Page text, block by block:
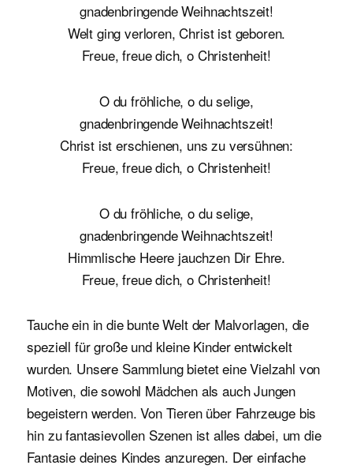
gnadenbringende Weihnachtszeit!
Welt ging verloren, Christ ist geboren.
Freue, freue dich, o Christenheit!
O du fröhliche, o du selige,
gnadenbringende Weihnachtszeit!
Christ ist erschienen, uns zu versühnen:
Freue, freue dich, o Christenheit!
O du fröhliche, o du selige,
gnadenbringende Weihnachtszeit!
Himmlische Heere jauchzen Dir Ehre.
Freue, freue dich, o Christenheit!
Tauche ein in die bunte Welt der Malvorlagen, die
speziell für große und kleine Kinder entwickelt
wurden. Unsere Sammlung bietet eine Vielzahl von
Motiven, die sowohl Mädchen als auch Jungen
begeistern werden. Von Tieren über Fahrzeuge bis
hin zu fantasievollen Szenen ist alles dabei, um die
Fantasie deines Kindes anzuregen. Der einfache